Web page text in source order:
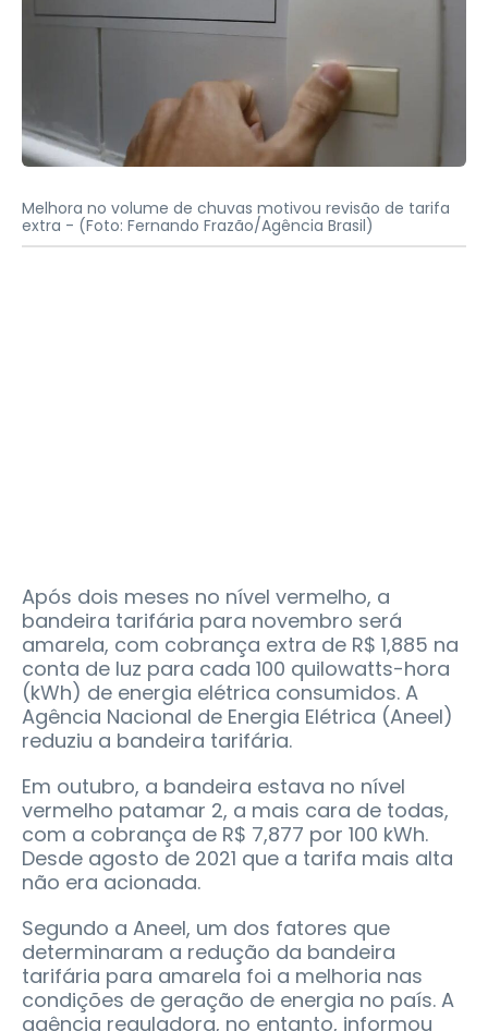
Melhora no volume de chuvas motivou revisão de tarifa
extra - (Foto: Fernando Frazão/Agência Brasil)
Após dois meses no nível vermelho, a
bandeira tarifária para novembro será
amarela, com cobrança extra de R$ 1,885 na
conta de luz para cada 100 quilowatts-hora
(kWh) de energia elétrica consumidos. A
Agência Nacional de Energia Elétrica (Aneel)
reduziu a bandeira tarifária.
Em outubro, a bandeira estava no nível
vermelho patamar 2, a mais cara de todas,
com a cobrança de R$ 7,877 por 100 kWh.
Desde agosto de 2021 que a tarifa mais alta
não era acionada.
Segundo a Aneel, um dos fatores que
determinaram a redução da bandeira
tarifária para amarela foi a melhoria nas
condições de geração de energia no país. A
agência reguladora, no entanto, informou